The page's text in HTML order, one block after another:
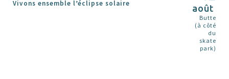
Vivons ensemble l’éclipse solaire août
Butte
(à côté
du
skate
park)